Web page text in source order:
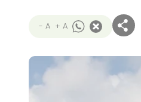
- A + A